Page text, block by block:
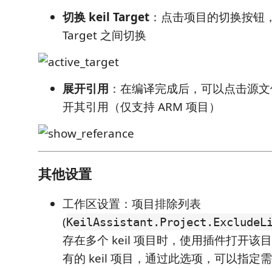
切换 keil Target ：点击项目的切换按
Target 之间切换
展开引用 ：在编译完成后，可以点击源
开其引用（仅支持 ARM 项目）
其他设置
工作区设置：项目排除列表
(
存在多个 keil 项目时，使用插件打开该
有的 keil 项目，通过此选项，可以指定